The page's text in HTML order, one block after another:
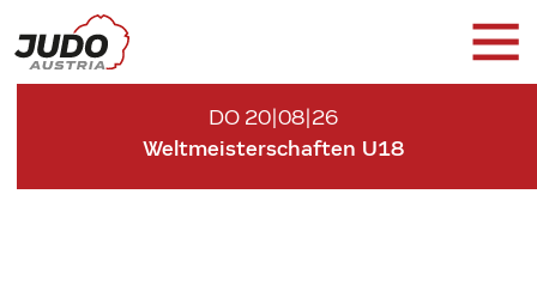
DO 20|08|26
Weltmeisterschaften U18